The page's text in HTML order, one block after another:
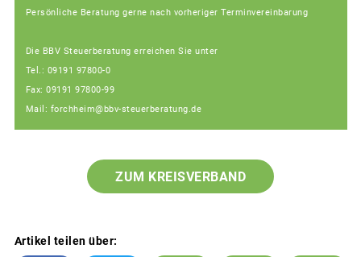
Persönliche Beratung gerne nach vorheriger Terminvereinbarung
Die BBV Steuerberatung erreichen Sie unter
Tel.: 09191 97800-0
Fax: 09191 97800-99
Mail: forchheim@bbv-steuerberatung.de
ZUM KREISVERBAND
Artikel teilen über: